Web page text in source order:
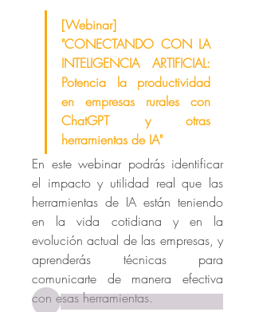
[Webinar]
"CONECTANDO CON LA
INTELIGENCIA ARTIFICIAL:
Potencia la productividad
en empresas rurales con
ChatGPT y otras
herramientas de IA"
En este webinar podrás identificar
el impacto y utilidad real que las
herramientas de IA están teniendo
en la vida cotidiana y en la
evolución actual de las empresas, y
aprenderás técnicas para
comunicarte de manera efectiva
con esas herramientas.
Acerca de
¡Hola! Te damos la bienvenida a La
Plaza del Pueblo, el gra...
Leer más
Citizens